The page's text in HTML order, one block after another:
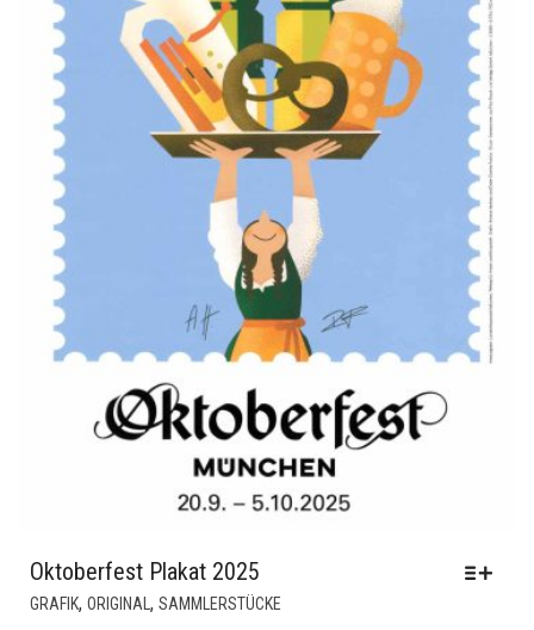
Oktoberfest Plakat 2025
GRAFIK, ORIGINAL, SAMMLERSTÜCKE